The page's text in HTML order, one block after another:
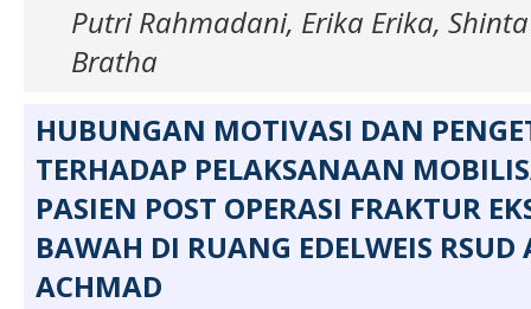
Putri Rahmadani, Erika Erika,
Bratha
HUBUNGAN MOTIVASI DAN
TERHADAP PELAKSANAAN
PASIEN POST OPERASI FRAKTUR
BAWAH DI RUANG EDELWEIS RSUD
ACHMAD